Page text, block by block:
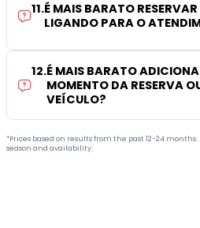
11.É MAIS BARATO
LIGANDO PARA O
12.É MAIS BARATO
MOMENTO DA RESERVA
VEÍCULO?
*Prices based on results from the past 12-24
season and availability.